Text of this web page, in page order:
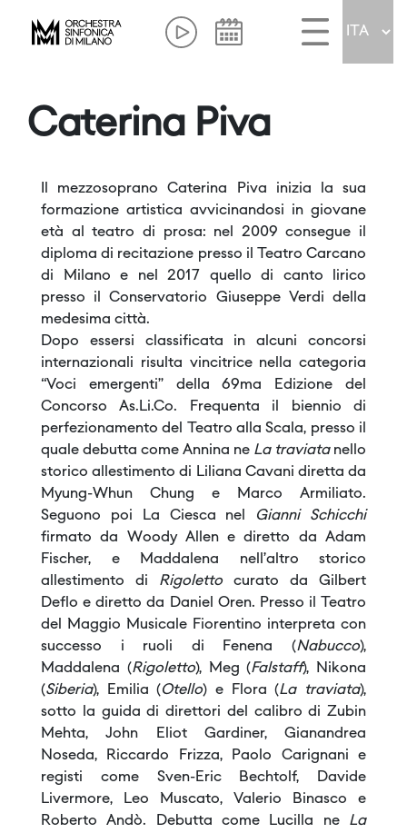
Caterina Piva
Il mezzosoprano Caterina Piva inizia la sua
formazione artistica avvicinandosi in giovane
età al teatro di prosa: nel 2009 consegue il
diploma di recitazione presso il Teatro Carcano
di Milano e nel 2017 quello di canto lirico
presso il Conservatorio Giuseppe Verdi della
medesima città.
Dopo essersi classificata in alcuni concorsi
internazionali risulta vincitrice nella categoria
“Voci emergenti” della 69ma Edizione del
Concorso As.Li.Co. Frequenta il biennio di
perfezionamento del Teatro alla Scala, presso il
quale debutta come Annina ne La traviatanello
storico allestimento di Liliana Cavani diretta da
Myung-Whun Chung e Marco Armiliato.
Seguono poi La Ciesca nel
Gianni Schicchi
firmato da Woody Allen e diretto da Adam
Fischer, e Maddalena nell’altro storico
allestimento di Rigoletto curato da Gilbert
Deflo e diretto da Daniel Oren. Presso il Teatro
del Maggio Musicale Fiorentino interpreta con
successo i ruoli di Fenena (Nabucco),
Maddalena (Rigoletto), Meg (Falstaff), Nikona
(Siberia), Emilia (Otello) e Flora (La traviata),
sotto la guida di direttori del calibro di Zubin
Mehta, John Eliot Gardiner, Gianandrea
Noseda, Riccardo Frizza, Paolo Carignani e
registi come Sven-Eric Bechtolf, Davide
Livermore, Leo Muscato, Valerio Binasco e
Roberto Andò. Debutta come Lucilla neLa